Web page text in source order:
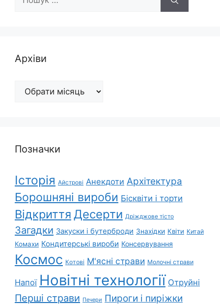
Архіви
Архіви
Позначки
Історія Айстрові Анекдоти Архітектура
Борошняні вироби Бісквіти і торти
Відкриття Десерти Дріжджове тісто
Загадки Закуски і бутерброди Знахідки Квіти Китай
Комахи Кондитерські вироби Консервування
Космос Котові М'ясні страви Молочні страви
Напої Новітні технології Отруйні
Перші страви Печери Пироги і пиріжки